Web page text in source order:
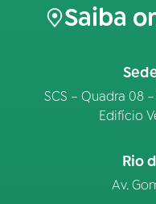
Saiba
SCS – Quadra 08
Edifício
Rio
Av.